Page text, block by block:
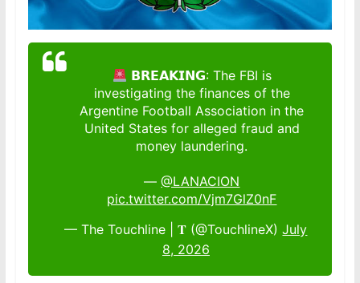
𝗕𝗥𝗘𝗔𝗞𝗜𝗡𝗚: The FBI is
investigating the finances of the
Argentine Football Association in the
United States for alleged fraud and
money laundering.
—@LANACION
pic.twitter.com/Vjm7GlZ0nF
— The Touchline | 𝐓 (@TouchlineX)July
8, 2026